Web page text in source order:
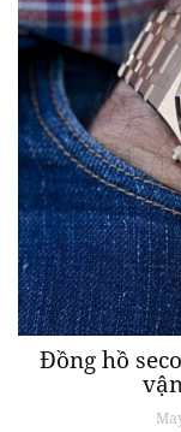
Đồng hồ